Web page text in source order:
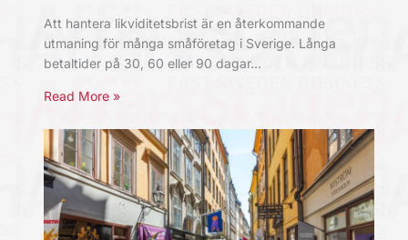
Att hantera likviditetsbrist är en återkommande
utmaning för många småföretag i Sverige. Långa
betaltider på 30, 60 eller 90 dagar…
Read More »